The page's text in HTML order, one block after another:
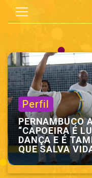
Perfil
PERNAMBUCO
“CAPOEIRA É
DANÇA E É
QUE SALVA